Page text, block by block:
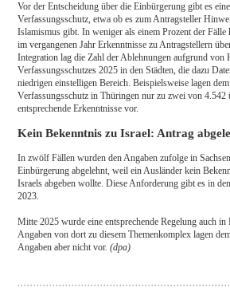
Vor der Entscheidung über die Einbürgerung gibt es
Verfassungsschutz, etwa ob es zum Antragsteller
Islamismus gibt. In weniger als einem Prozent der Fälle
im vergangenen Jahr Erkenntnisse zu Antragstellern
Integration lag die Zahl der Ablehnungen aufgrund von
Verfassungsschutzes 2025 in den Städten, die dazu
niedrigen einstelligen Bereich. Beispielsweise lagen
Verfassungsschutz in Thüringen nur zu zwei von 4.542
entsprechende Erkenntnisse vor.
Kein Bekenntnis zu Israel: Antrag
In zwölf Fällen wurden den Angaben zufolge in
Einbürgerung abgelehnt, weil ein Ausländer kein
Israels abgeben wollte. Diese Anforderung gibt es in
2023.
Mitte 2025 wurde eine entsprechende Regelung auch
Angaben von dort zu diesem Themenkomplex lagen
Angaben aber nicht vor.(dpa)